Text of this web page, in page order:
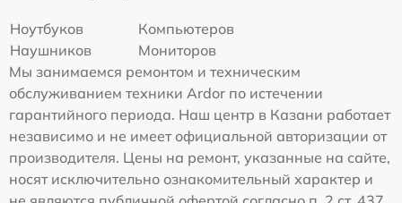
Ноутбуков
Компьютеров
Наушников
Мониторов
Мы занимаемся ремонтом и техническим
обслуживанием техники Ardor по истечении
гарантийного периода. Наш центр в Казани работает
независимо и не имеет официальной авторизации от
производителя. Цены на ремонт, указанные на сайте,
носят исключительно ознакомительный характер и